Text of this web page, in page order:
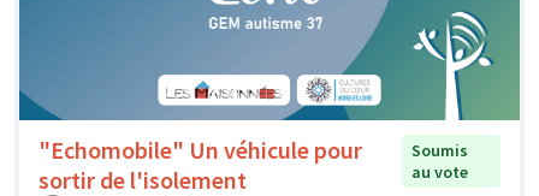
"Echomobile" Un véhicule pour
sortir de l'isolement
Soumis
au vote